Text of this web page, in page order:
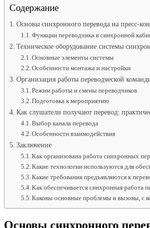
Содержание
Основы синхронного перевода на пресс-
Функции переводчика в синхронной
Техническое оборудование системы
Основные элементы системы
Особенности монтажа и настройки
Организация работы переводческой
Режим работы и смены переводчиков
Подготовка к мероприятию
Как слушатели получают перевод:
Выбор канала перевода
Особенности взаимодействия
Заключение
Как организована работа синхронных
Какие технологии используются для
Какие требования предъявляются к
Как обеспечивается синхронная работа
Каковы основные проблемы и вызовы, с
Основы синхронного